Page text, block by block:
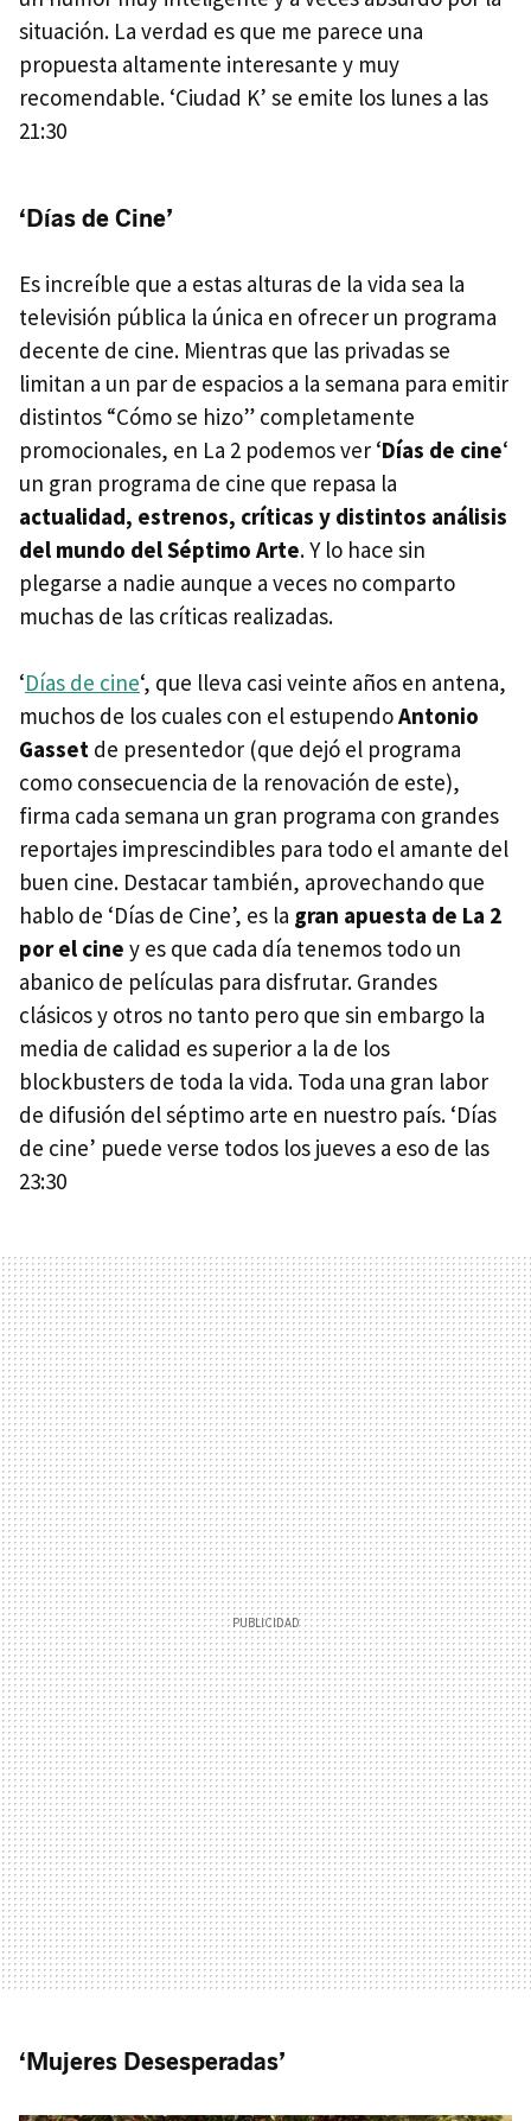
situación. La verdad es que me parece una
propuesta altamente interesante y muy
recomendable. ‘Ciudad K’ se emite los lunes a las
21:30
‘Días de Cine’
Es increíble que a estas alturas de la vida sea la
televisión pública la única en ofrecer un programa
decente de cine. Mientras que las privadas se
limitan a un par de espacios a la semana para emitir
distintos “Cómo se hizo” completamente
promocionales, en La 2 podemos ver ‘Días de cine‘
un gran programa de cine que repasa la
actualidad, estrenos, críticas y distintos análisis
del mundo del Séptimo Arte. Y lo hace sin
plegarse a nadie aunque a veces no comparto
muchas de las críticas realizadas.
‘Días de cine‘, que lleva casi veinte años en antena,
muchos de los cuales con el estupendoAntonio
Gasset de presentedor (que dejó el programa
como consecuencia de la renovación de este),
firma cada semana un gran programa con grandes
reportajes imprescindibles para todo el amante del
buen cine. Destacar también, aprovechando que
hablo de ‘Días de Cine’, es la gran apuesta de La 2
por el cine y es que cada día tenemos todo un
abanico de películas para disfrutar. Grandes
clásicos y otros no tanto pero que sin embargo la
media de calidad es superior a la de los
blockbusters de toda la vida. Toda una gran labor
de difusión del séptimo arte en nuestro país. ‘Días
de cine’ puede verse todos los jueves a eso de las
23:30
‘Mujeres Desesperadas’